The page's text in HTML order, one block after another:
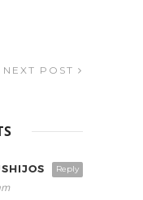
NEXT POST
Reply